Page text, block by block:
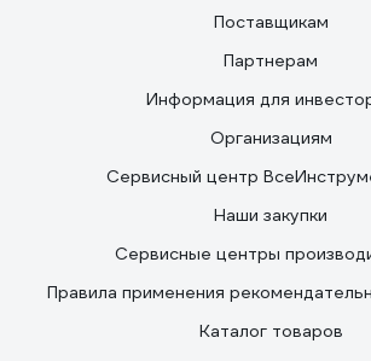
Поставщикам
Партнерам
Информация для
Организациям
Сервисный центр
Наши закупки
Сервисные центры
Правила применения
Каталог товаров